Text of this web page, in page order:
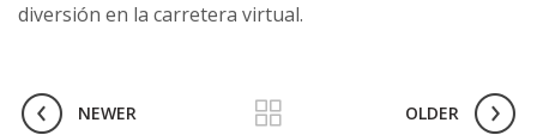
diversión en la carretera virtual.
NEWER OLDER